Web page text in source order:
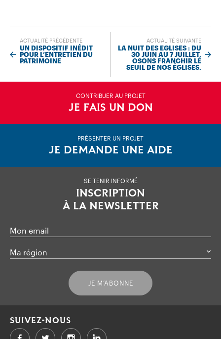
ACTUALITÉ PRÉCÉDENTE
UN DISPOSITIF INÉDIT
POUR L’ENTRETIEN DU
PATRIMOINE
ACTUALITÉ SUIVANTE
LA NUIT DES EGLISES : DU
30 JUIN AU 7 JUILLET,
OSONS FRANCHIR LE
SEUIL DE NOS ÉGLISES.
CONTRIBUER AU PROJET
JE FAIS UN DON
PRÉSENTER UN PROJET
JE DEMANDE UNE AIDE
SE TENIR INFORMÉ
INSCRIPTION
À LA NEWSLETTER
Mon email
Ma région
JE M’ABONNE
SUIVEZ-NOUS